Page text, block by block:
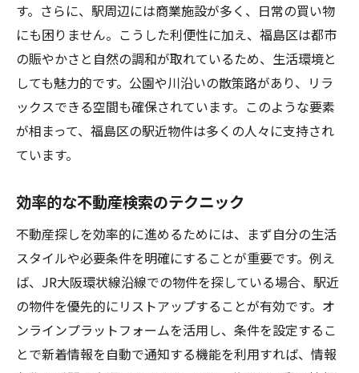
す。さらに、駅周辺には商業施設が多く、日常の買い物
にも困りません。こうした利便性に加え、福島区は都市
の賑やかさと自然の調和が取れているため、生活環境と
しても魅力的です。公園や川沿いの散策路があり、リラ
ックスできる空間も確保されています。このような要素
が相まって、福島区の駅近物件は多くの人々に支持され
ています。
効率的な不動産検索のテクニック
不動産探しを効率的に進めるためには、まず自分の生活
スタイルや必要条件を明確にすることが重要です。例え
ば、JR大阪環状線沿線での物件を探している場合、駅近
の物件を優先的にリストアップすることが有効です。オ
ンラインプラットフォームを活用し、条件を設定するこ
とで新着情報を自動で通知する機能を利用すれば、情報